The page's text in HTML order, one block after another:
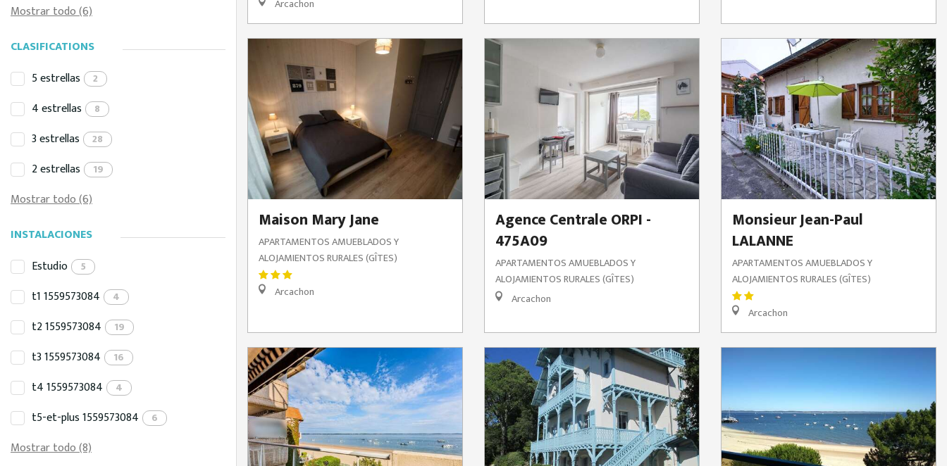
Mostrar todo (6)
CLASIFICATIONS
5 estrellas
2
4 estrellas 8
3 estrellas 28
2 estrellas 19
Mostrar todo (6)
INSTALACIONES
Estudio
5
t1 1559573084 4
t2 1559573084 19
t3 1559573084 16
t4 1559573084 4
t5-et-plus 1559573084 6
Mostrar todo (8)
Arcachon
Maison Mary Jane
APARTAMENTOS AMUEBLADOS Y
ALOJAMIENTOS RURALES (GÎTES)
Arcachon
Agence Centrale ORPI -
475A09
APARTAMENTOS AMUEBLADOS Y
ALOJAMIENTOS RURALES (GÎTES)
Arcachon
Monsieur Jean-Paul
LALANNE
APARTAMENTOS AMUEBLADOS Y
ALOJAMIENTOS RURALES (GÎTES)
Arcachon